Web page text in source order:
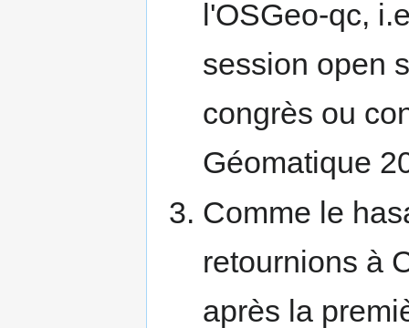
l'OSGeo-qc,
session open
congrès ou
Géomatique
Comme le
retournions à
après la